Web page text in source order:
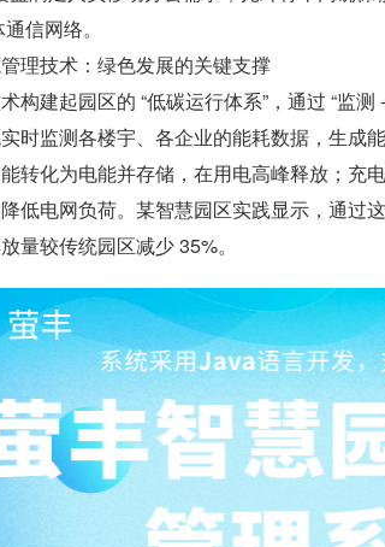
信网络。
管理技术：绿色发展的关键支撑
构建起园区的 “低碳运行体系”，通过 “监
时监测各楼宇、各企业的能耗数据，生成
转化为电能并存储，在用电高峰释放；充
低电网负荷。某智慧园区实践显示，通过
量较传统园区减少 35%。